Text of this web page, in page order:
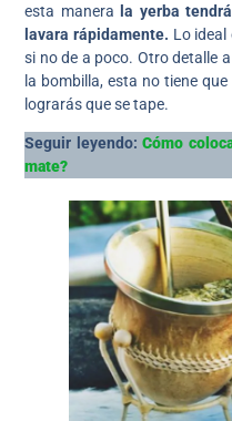
esta manera
la yerba
lavara rápidamente. Lo ideal
si no de a poco. Otro detalle
la bombilla, esta no tiene
lograrás que se tape.
Seguir leyendo:Cómo
mate?